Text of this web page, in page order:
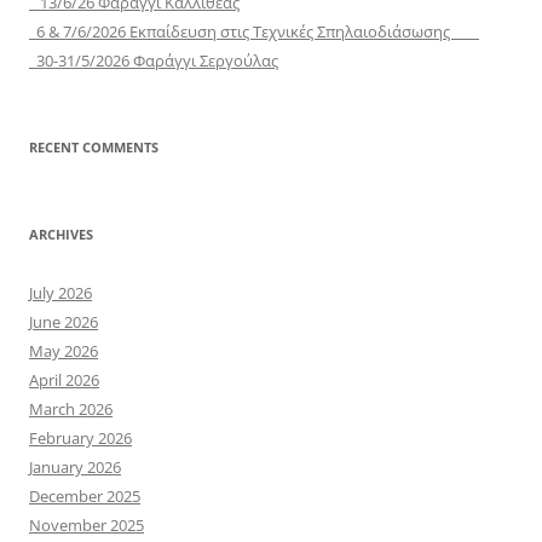
6 & 7/6/2026 Εκπαίδευση στις Τεχνικές Σπηλαιοδιάσωσης
30-31/5/2026 Φαράγγι Σεργούλας
RECENT COMMENTS
ARCHIVES
July 2026
June 2026
May 2026
April 2026
March 2026
February 2026
January 2026
December 2025
November 2025